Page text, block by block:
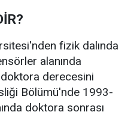
fizik dalında
alanında
derecesini
Bölümü'nde 1993-
doktora sonrası